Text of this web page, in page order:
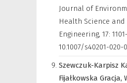
Journal of
Health Science and
Engineering, 17:
10.1007/s40201-020-
Szewczuk-Karpisz
Fijałkowska Gracja,